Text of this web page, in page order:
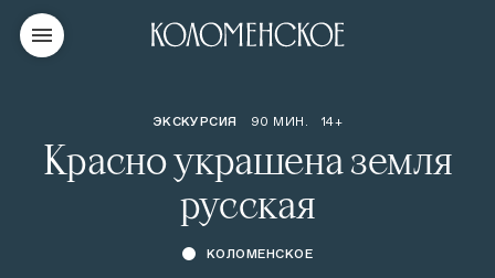
ЭКСКУРСИЯ 90 МИН. 14+
Красно украшена земля
русская
КОЛОМЕНСКОЕ